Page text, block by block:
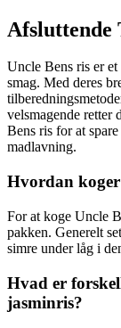
Afsluttende
Uncle Bens ris er
smag. Med deres
velsmagende retter
Bens ris for at
madlavning.
Hvordan
For at koge Uncle
pakken. Generelt
simre under låg i
Hvad er
jasminris?